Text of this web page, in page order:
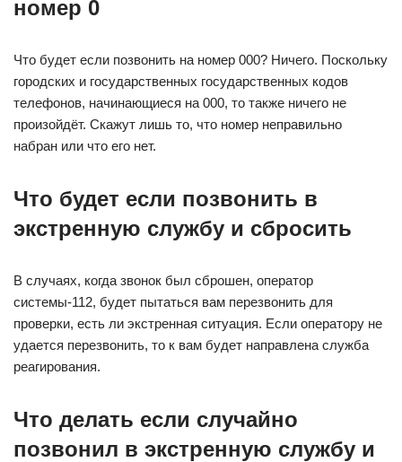
номер 0
Что будет если позвонить на номер 000? Ничего. Поскольку
городских и государственных государственных кодов
телефонов, начинающиеся на 000, то также ничего не
произойдёт. Скажут лишь то, что номер неправильно
набран или что его нет.
Что будет если позвонить в
экстренную службу и сбросить
В случаях, когда звонок был сброшен, оператор
системы-112, будет пытаться вам перезвонить для
проверки, есть ли экстренная ситуация. Если оператору не
удается перезвонить, то к вам будет направлена служба
реагирования.
Что делать если случайно
позвонил в экстренную службу и